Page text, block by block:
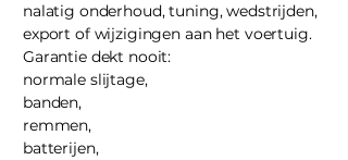
nalatig onderhoud, tuning, wedstrijden,
export of wijzigingen aan het voertuig.
Garantie dekt nooit:
normale slijtage,
banden,
remmen,
batterijen,